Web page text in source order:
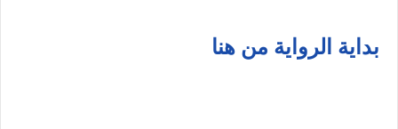
بداية الرواية من هنا